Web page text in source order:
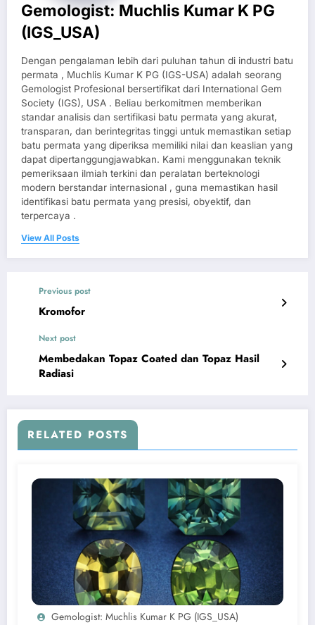
Gemologist: Muchlis Kumar K PG
(IGS_USA)
Dengan pengalaman lebih dari puluhan tahun di industri batu
permata , Muchlis Kumar K PG (IGS-USA) adalah seorang
Gemologist Profesional bersertifikat dari International Gem
Society (IGS), USA . Beliau berkomitmen memberikan
standar analisis dan sertifikasi batu permata yang akurat,
transparan, dan berintegritas tinggi untuk memastikan setiap
batu permata yang diperiksa memiliki nilai dan keaslian yang
dapat dipertanggungjawabkan. Kami menggunakan teknik
pemeriksaan ilmiah terkini dan peralatan berteknologi
modern berstandar internasional , guna memastikan hasil
identifikasi batu permata yang presisi, obyektif, dan
terpercaya .
View All Posts
Previous post
Kromofor
Next post
Membedakan Topaz Coated dan Topaz Hasil
Radiasi
RELATED POSTS
Gemologist: Muchlis Kumar K PG (IGS_USA)